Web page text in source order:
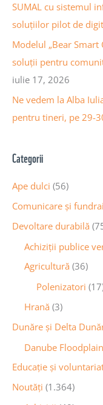
SUMAL cu sistemul
soluțiilor pilot de
Modelul „Bear Smart
soluții pentru
iulie 17, 2026
Ne vedem la Alba
pentru tineri, pe 29-
Categorii
Ape dulci (56)
Comunicare și
Devoltare durabilă
Achiziții publice
Agricultură (36)
Polenizatori
Hrană (3)
Dunăre și Delta
Danube Floodplain
Educaţie și
Noutăţi (1.364)
l
e